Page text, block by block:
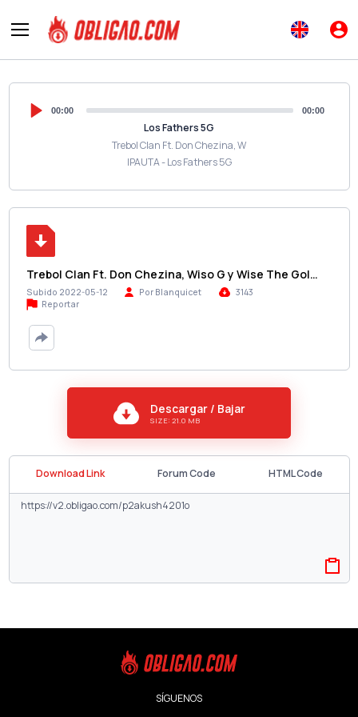
00:00 00:00
Los Fathers 5G
Trebol Clan Ft. Don Chezina, W
IPAUTA - Los Fathers 5G
Trebol Clan Ft. Don Chezina, Wiso G y Wise The Gol…
Subido 2022-05-12 Por Blanquicet
3143
Reportar
Descargar / Bajar
SIZE: 21.0 MB
Download Link Forum Code HTML Code
SÍGUENOS